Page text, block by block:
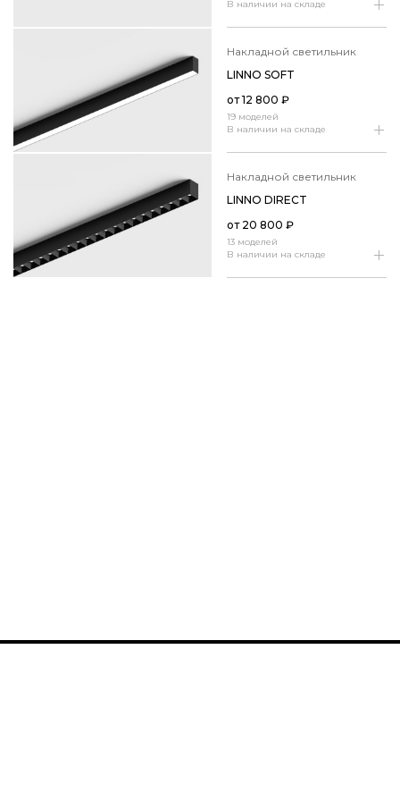
В наличии на складе
накладной светильник
19 моделей
В наличии на складе
LINNO SOFT
от12 800 ₽
накладной светильник
13 моделей
В наличии на складе
LINNO DIRECT
от 20 800 ₽